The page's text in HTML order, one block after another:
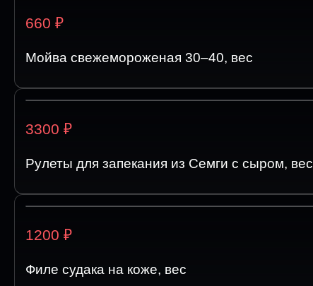
660 ₽
Мойва свежемороженая 30–40, вес
3300 ₽
Рулеты для запекания из Семги с сыром, вес
1200 ₽
Филе судака на коже, вес